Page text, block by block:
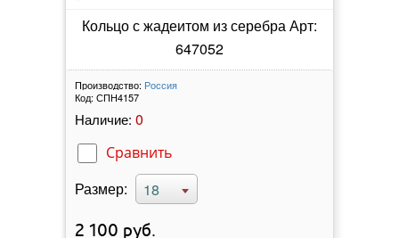
Кольцо с жадеитом из серебра Арт:
647052
Производство: Россия
Код: СПН4157
Наличие: 0
Сравнить
Размер: 18
2 100 руб.